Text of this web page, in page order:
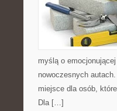
myślą o
nowoczesnych
miejsce dla osób,
Dla […]